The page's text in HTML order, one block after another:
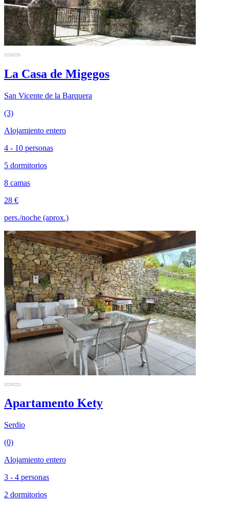
La Casa de Migegos
San Vicente de la Barquera
(3)
Alojamiento entero
4 - 10 personas
5 dormitorios
8 camas
28 €
pers./noche (aprox.)
Apartamento Kety
Serdio
(0)
Alojamiento entero
3 - 4 personas
2 dormitorios